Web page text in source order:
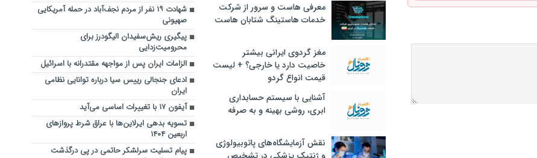
معرفی هاست و سرور از شرکت
خدمات هاستینگ شتابان هاست
مغز گردوی ایرانی بیشتر
خاصیت دارد یا خارجی؟ + لیست
قیمت انواع گردو
آشنایی با سیستم حسابداری
ابری، روشی بهینه و به صرفه
نقش آزمایشگاه‌های پاتوبیولوژی
شهادت ۱۹ نفر از مردم نجف‌آباد در حمله آمریکایی
صهیونی ‌
پیگیری ریش‌سفیدان الیگودرز برای
محرومیت‌زدایی
الزامات ایران پس از مواجهه مقتدرانه با اسرائیل
ادعای جنجالی رییس سیا درباره توانایی نظامی
ایران
آیفون ۱۷ با تغییرات اساسی می‌آید
تسویه بدهی ایرلاین‌ها با عراق شرط پروازهای
اربعین ۱۴۰۴
پیام تسلیت سرلشکر حاتمی در پی درگذشت